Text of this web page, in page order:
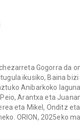
Gogorra da
ikusiko, Baina
Anibarkoko
Peio, Arantxa eta
eta Mikel, Onditz
ORION, 2025eko